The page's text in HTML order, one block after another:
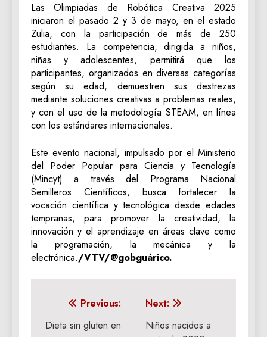
Las Olimpiadas de Robótica Creativa 2025
iniciaron el pasado 2 y 3 de mayo, en el estado
Zulia, con la participación de más de 250
estudiantes. La competencia, dirigida a niños,
niñas y adolescentes, permitirá que los
participantes, organizados en diversas categorías
según su edad, demuestren sus destrezas
mediante soluciones creativas a problemas reales,
y con el uso de la metodología STEAM, en línea
con los estándares internacionales.
Este evento nacional, impulsado por el Ministerio
del Poder Popular para Ciencia y Tecnología
(Mincyt) a través del Programa Nacional
Semilleros Científicos, busca fortalecer la
vocación científica y tecnológica desde edades
tempranas, para promover la creatividad, la
innovación y el aprendizaje en áreas clave como
la programación, la mecánica y la
electrónica./VTV/@gobguárico.
Navegación
de
Previous:
Dieta sin gluten en
Next:
Niños nacidos a